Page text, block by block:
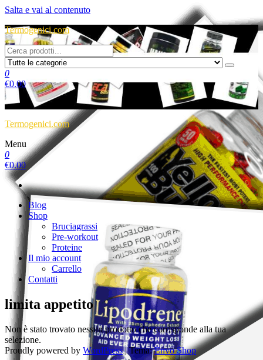
Salta e vai al contenuto
Termogenici.com
0
€0.00
Termogenici.com
Menu
0
€0.00
Blog
Shop
Bruciagrassi
Pre-workout
Proteine
Il mio account
Carrello
Contatti
limita appetito
Non è stato trovato nessun prodotto che corrisponde alla tua
selezione.
Proudly powered by WordPress |Tema:Envo Shop